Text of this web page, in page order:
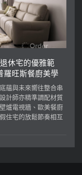
休宅的優雅範
羅旺斯餐廚美學
蘊與未來嚮往整合串
計師亦精準調配材質
爐電視牆、歐美餐廚
住宅的放鬆節奏相互